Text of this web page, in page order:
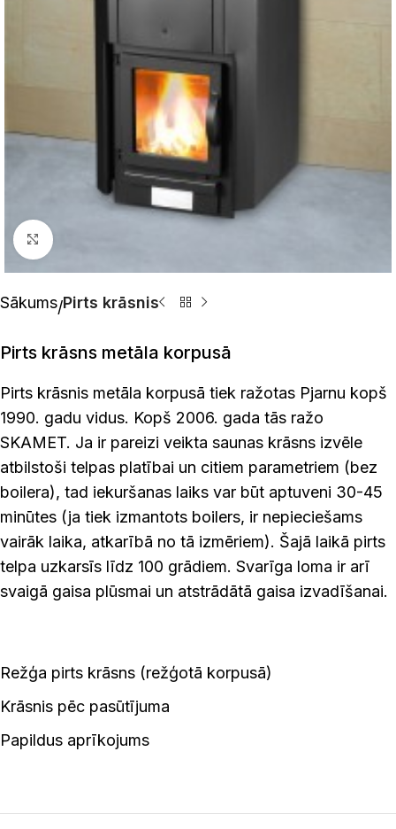
Click to enlarge
Sākums Pirts krāsnis
Pirts krāsns metāla korpusā
Pirts krāsnis metāla korpusā tiek ražotas Pjarnu kopš
1990. gadu vidus. Kopš 2006. gada tās ražo
SKAMET. Ja ir pareizi veikta saunas krāsns izvēle
atbilstoši telpas platībai un citiem parametriem (bez
boilera), tad iekuršanas laiks var būt aptuveni 30-45
minūtes (ja tiek izmantots boilers, ir nepieciešams
vairāk laika, atkarībā no tā izmēriem). Šajā laikā pirts
telpa uzkarsīs līdz 100 grādiem. Svarīga loma ir arī
svaigā gaisa plūsmai un atstrādātā gaisa izvadīšanai.
Režģa pirts krāsns (režģotā korpusā)
Krāsnis pēc pasūtījuma
Papildus aprīkojums